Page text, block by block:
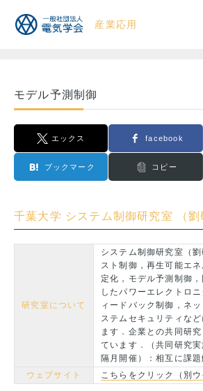
産業応用
モデル予測制御
エックス facebook
ブックマーク コピー
千葉大学 システム制御研究室 （劉
研究室について
システム制御研究室（
スト制御，再生可能エ
定化，モデル予測制御
したパワーエレクトロ
ィードバック制御，ネ
ステムセキュリティな
ます．企業との共同研
ています．（共同研究
隔月開催）：相互に課題
ウェブサイト
こちらをクリック（別ウ